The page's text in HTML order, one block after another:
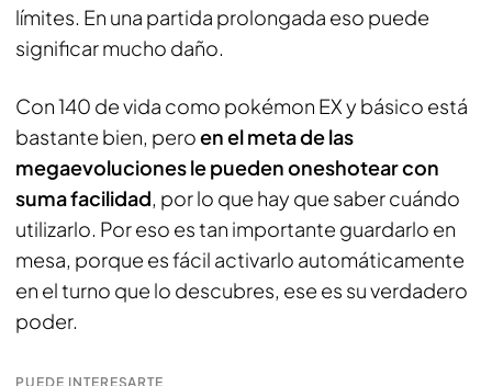
límites. En una partida prolongada eso puede
significar mucho daño.
Con 140 de vida como pokémon EX y básico está
bastante bien, peroen el meta de las
megaevoluciones le pueden oneshotear con
suma facilidad, por lo que hay que saber cuándo
utilizarlo. Por eso es tan importante guardarlo en
mesa, porque es fácil activarlo automáticamente
en el turno que lo descubres, ese es su verdadero
poder.
PUEDE INTERESARTE